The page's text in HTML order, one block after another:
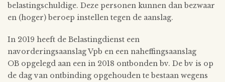
belastingschuldige. Deze personen kunnen dan bezwaar
en (hoger) beroep instellen tegen de aanslag.
In 2019 heeft de Belastingdienst een
navorderingsaanslag Vpb en een naheffingsaanslag
OB opgelegd aan een in 2018 ontbonden bv. De bv is op
de dag van ontbinding opgehouden te bestaan wegens